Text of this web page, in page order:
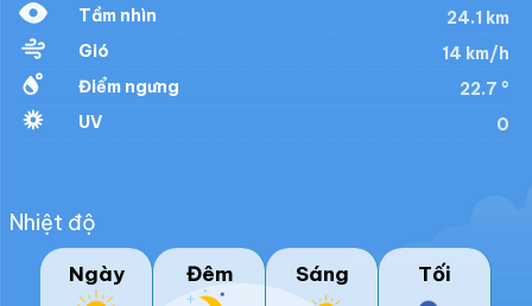
Tầm nhìn
24.1 km
Gió
14 km/h
Điểm ngưng
22.7 °
UV
0
Nhiệt độ
Ngày Đêm Sáng Tối